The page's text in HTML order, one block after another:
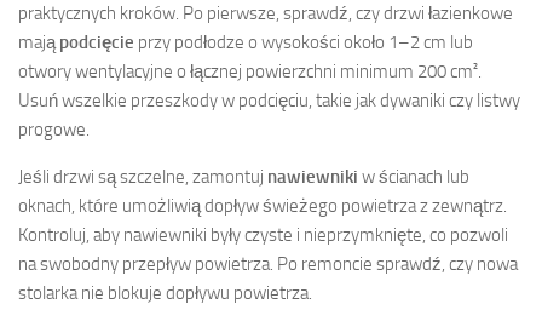
praktycznych kroków. Po pierwsze, sprawdź, czy drzwi łazienkowe
mają podcięcie przy podłodze o wysokości około 1–2 cm lub
otwory wentylacyjne o łącznej powierzchni minimum 200 cm².
Usuń wszelkie przeszkody w podcięciu, takie jak dywaniki czy listwy
progowe.
Jeśli drzwi są szczelne, zamontuj nawiewniki w ścianach lub
oknach, które umożliwią dopływ świeżego powietrza z zewnątrz.
Kontroluj, aby nawiewniki były czyste i nieprzymknięte, co pozwoli
na swobodny przepływ powietrza. Po remoncie sprawdź, czy nowa
stolarka nie blokuje dopływu powietrza.